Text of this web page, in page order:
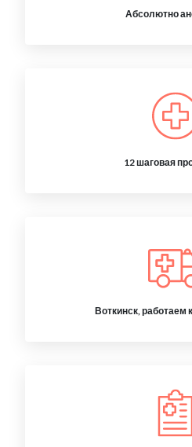
Абсолютно
12 шаговая
Воткинск, работаем